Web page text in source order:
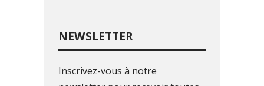
NEWSLETTER
Inscrivez-vous à notre